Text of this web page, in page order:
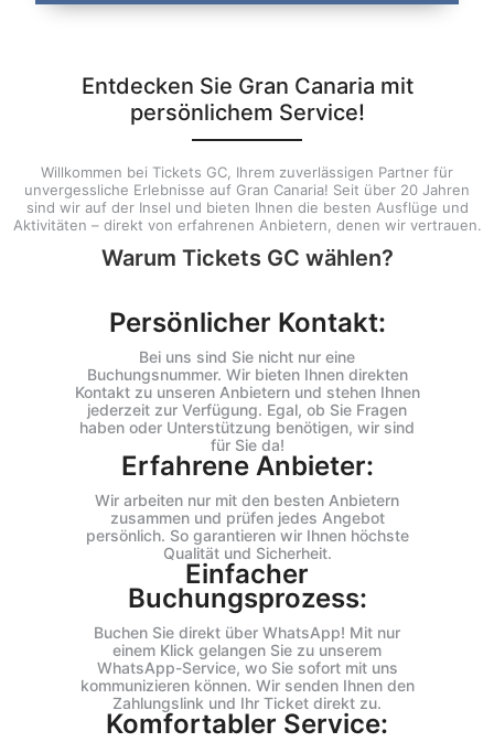
Entdecken Sie Gran Canaria mit
persönlichem Service!
Willkommen bei Tickets GC, Ihrem zuverlässigen Partner für
unvergessliche Erlebnisse auf Gran Canaria! Seit über 20 Jahren
sind wir auf der Insel und bieten Ihnen die besten Ausflüge und
Aktivitäten – direkt von erfahrenen Anbietern, denen wir vertrauen.
Warum Tickets GC wählen?
Persönlicher Kontakt:
Bei uns sind Sie nicht nur eine
Buchungsnummer. Wir bieten Ihnen direkten
Kontakt zu unseren Anbietern und stehen Ihnen
jederzeit zur Verfügung. Egal, ob Sie Fragen
haben oder Unterstützung benötigen, wir sind
für Sie da!
Erfahrene Anbieter:
Wir arbeiten nur mit den besten Anbietern
zusammen und prüfen jedes Angebot
persönlich. So garantieren wir Ihnen höchste
Qualität und Sicherheit.
Einfacher
Buchungsprozess:
Buchen Sie direkt über WhatsApp! Mit nur
einem Klick gelangen Sie zu unserem
WhatsApp-Service, wo Sie sofort mit uns
kommunizieren können. Wir senden Ihnen den
Zahlungslink und Ihr Ticket direkt zu.
Komfortabler Service: